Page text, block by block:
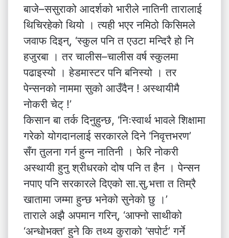
बाजे–ससुराको आदर्शको भारीले नातिनी तारालाई
थिचिरहेको थियो । त्यही भएर नमिठो किसिमले
जवाफ दिइन्, ‘स्कुल पनि त एउटा मन्दिरै हो नि
हजुरबा । तर चालीस–चालीस वर्ष स्कुलमा
पढाइस्यो । हेडमास्टर पनि बनिस्यो । तर
पेन्सनको नाममा सुको आउँदैन ! अस्थायीमै
नोकरी चेट् !’
किसान बा तर्क दिनुहुन्छ, ‘निःस्वार्थ भावले शिक्षामा
गरेको योगदानलाई सरकारले दिने ‘निवृत्तभरण’
सँग तुलना गर्न हुन्न नातिनी । फेरि नोकरी
अस्थायी हुनु श्रीधरको दोष पनि त हैन । पेन्सन
नपाए पनि सरकारले दिएको सा.सु.भत्ता त तिम्रै
खातामा जम्मा हुन्छ भनेको सुनेको छु ।’
ताराले अझै अपमान गरिन्, ‘आफ्नो साथीको
‘अन्धोभक्त’ हुने कि तथ्य कुराको ‘सपोर्ट’ गर्ने